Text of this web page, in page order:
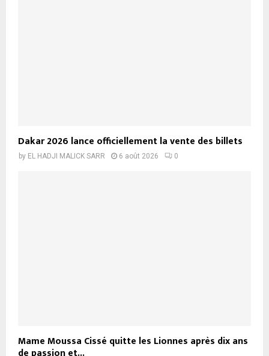
Dakar 2026 lance officiellement la vente des billets
by EL HADJI MALICK SARR 6 août 2026 0
Mame Moussa Cissé quitte les Lionnes après dix ans